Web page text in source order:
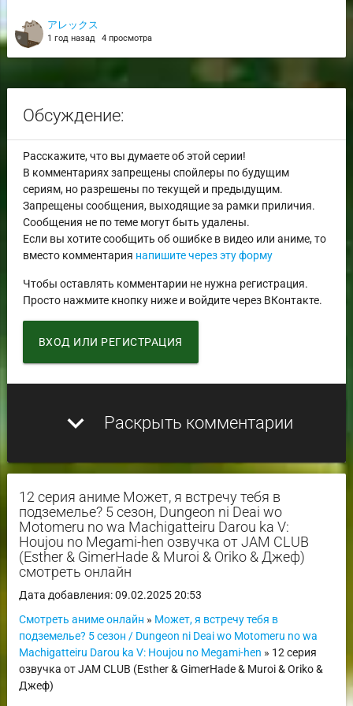
アレックス
1 год назад 4 просмотра
Обсуждение:
Расскажите, что вы думаете об этой серии!
В комментариях запрещены спойлеры по будущим
сериям, но разрешены по текущей и предыдущим.
Запрещены сообщения, выходящие за рамки приличия.
Сообщения не по теме могут быть удалены.
Если вы хотите сообщить об ошибке в видео или аниме, то
вместо комментария напишите через эту форму
Чтобы оставлять комментарии не нужна регистрация.
Просто нажмите кнопку ниже и войдите через ВКонтакте.
ВХОД ИЛИ РЕГИСТРАЦИЯ
expand_more Раскрыть комментарии
12 серия аниме Может, я встречу тебя в
подземелье? 5 сезон, Dungeon ni Deai wo
Motomeru no wa Machigatteiru Darou ka V:
Houjou no Megami-hen озвучка от JAM CLUB
(Esther & GimerHade & Muroi & Oriko & Джеф)
смотреть онлайн
Дата добавления: 09.02.2025 20:53
Смотреть аниме онлайн » Может, я встречу тебя в
подземелье? 5 сезон / Dungeon ni Deai wo Motomeru no wa
Machigatteiru Darou ka V: Houjou no Megami-hen » 12 серия
озвучка от JAM CLUB (Esther & GimerHade & Muroi & Oriko &
Джеф)